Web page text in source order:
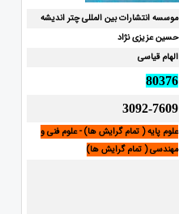
موسسه انتشارات بین المللی چتر اندیشه
حسین عزیزی نژاد
الهام قیاسی
80376
3092-7609
علوم پایه ( تمام گرایش ها) - علوم فنی و
مهندسی ( تمام گرایش ها)